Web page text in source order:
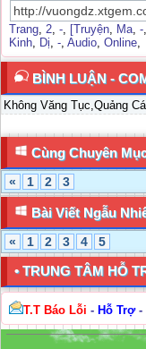
Trang, 2, -, [Truyện, Ma, -,
Kinh, Dị, -, Audio, Online,
BÌNH LUẬN -
Không Văng Tục,Quảng
Cùng Chuyên
« 1 2 3
Bài Viết Ngẫu
« 1 2 3 4 5
• TRUNG TÂM HỖ
T.T Báo Lỗi - Hỗ Trợ-